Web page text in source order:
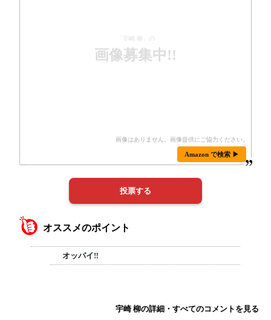
「宇崎 柳」の
画像募集中!!
Amazon で検索 ▶
オススメのポイント
オッパイ‼️
宇崎 柳の詳細・すべてのコメントを見る